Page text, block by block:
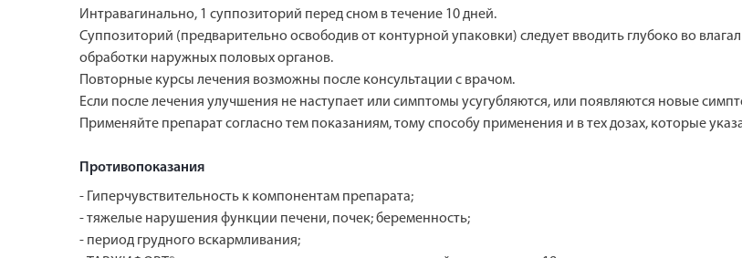
Интравагинально, 1 суппозиторий перед сном в течение 10 дней.
Суппозиторий (предварительно освободив от контурной упаковки) следует вводить глубоко во
обработки наружных половых органов.
Повторные курсы лечения возможны после консультации с врачом.
Если после лечения улучшения не наступает или симптомы усугубляются, или появляются новые
Применяйте препарат согласно тем показаниям, тому способу применения и в тех дозах, которые
Противопоказания
- Гиперчувствительность к компонентам препарата;
- тяжелые нарушения функции печени, почек; беременность;
- период грудного вскармливания;